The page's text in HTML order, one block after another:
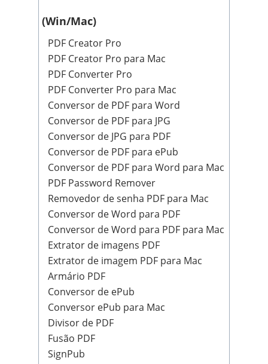
(Win/Mac)
PDF Creator Pro
PDF Creator Pro para Mac
PDF Converter Pro
PDF Converter Pro para Mac
Conversor de PDF para Word
Conversor de PDF para JPG
Conversor de JPG para PDF
Conversor de PDF para ePub
Conversor de PDF para Word para Mac
PDF Password Remover
Removedor de senha PDF para Mac
Conversor de Word para PDF
Conversor de Word para PDF para Mac
Extrator de imagens PDF
Extrator de imagem PDF para Mac
Armário PDF
Conversor de ePub
Conversor ePub para Mac
Divisor de PDF
Fusão PDF
SignPub